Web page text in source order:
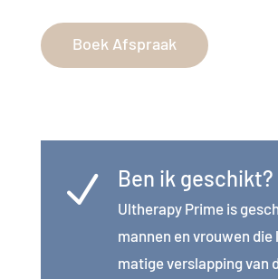
Boek Afspraak
N Ben ik geschikt?
UltherapyPrime is
mannen en vrouwen
matige verslapping van